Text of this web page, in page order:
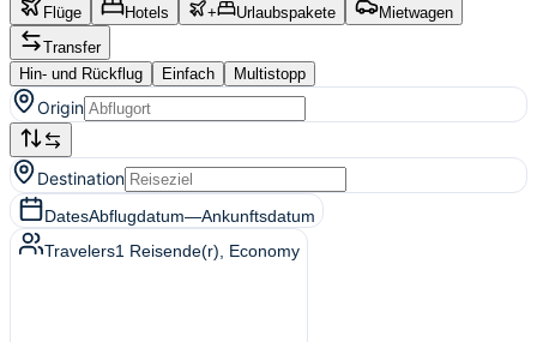
Flüge Hotels + Urlaubspakete
Mietwagen
Transfer
Hin- und Rückflug
Einfach Multistopp
Origin
Destination
DatesAbflugdatum—Ankunftsdatum
Travelers1 Reisende(r) , Economy